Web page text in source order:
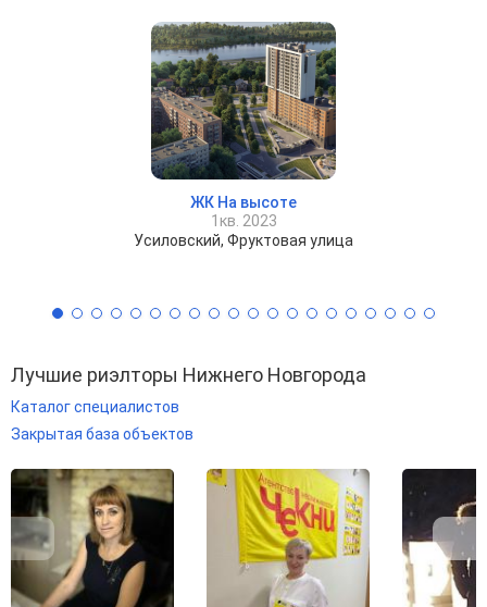
ЖК На высоте
1кв. 2023
Усиловский, Фруктовая улица
Лучшие риэлторы Нижнего Новгорода
Каталог специалистов
Закрытая база объектов